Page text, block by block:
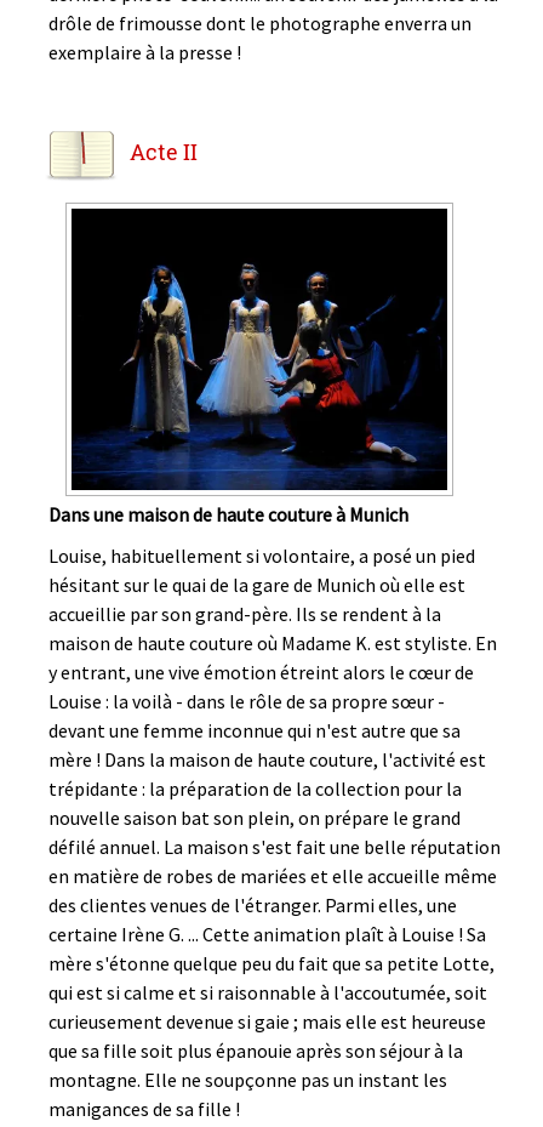
drôle de frimousse dont le photographe enverra un
exemplaire à la presse !
Acte II
Dans une maison de haute couture à Munich
Louise, habituellement si volontaire, a posé un pied
hésitant sur le quai de la gare de Munich où elle est
accueillie par son grand-père. Ils se rendent à la
maison de haute couture où Madame K. est styliste. En
y entrant, une vive émotion étreint alors le cœur de
Louise : la voilà - dans le rôle de sa propre sœur -
devant une femme inconnue qui n'est autre que sa
mère ! Dans la maison de haute couture, l'activité est
trépidante : la préparation de la collection pour la
nouvelle saison bat son plein, on prépare le grand
défilé annuel. La maison s'est fait une belle réputation
en matière de robes de mariées et elle accueille même
des clientes venues de l'étranger. Parmi elles, une
certaine Irène G. ... Cette animation plaît à Louise ! Sa
mère s'étonne quelque peu du fait que sa petite Lotte,
qui est si calme et si raisonnable à l'accoutumée, soit
curieusement devenue si gaie ; mais elle est heureuse
que sa fille soit plus épanouie après son séjour à la
montagne. Elle ne soupçonne pas un instant les
manigances de sa fille !